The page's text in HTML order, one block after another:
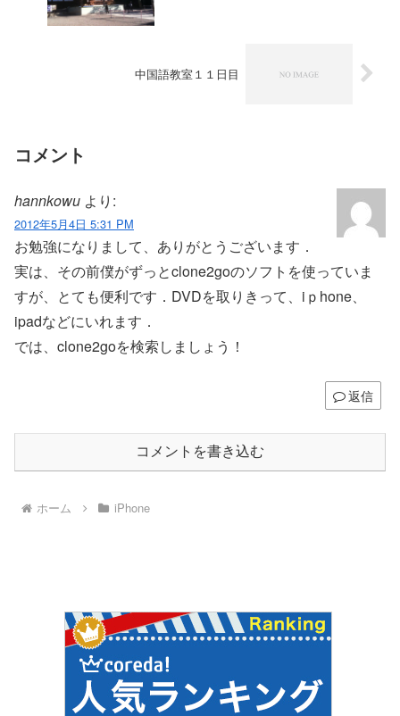
中国語教室１１日目
コメント
hannkowu より:
2012年5月4日 5:31 PM
お勉強になりまして、ありがとうございます．
実は、その前僕がずっとclone2goのソフトを使っていま
すが、とても便利です．DVDを取りきって、iｐhone、
ipadなどにいれます．
では、clone2goを検索しましょう！
返信
コメントを書き込む
ホーム iPhone